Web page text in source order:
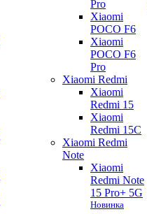
Pro
Xiaomi
POCO F6
Xiaomi
POCO F6
Pro
Xiaomi Redmi
Xiaomi
Redmi 15
Xiaomi
Redmi 15C
Xiaomi Redmi
Note
Xiaomi
Redmi Note
15 Pro+ 5G
Новинка